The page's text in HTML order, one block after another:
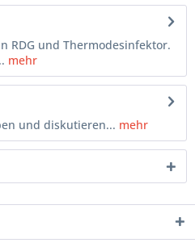
RDG und Thermodesinfektor.
mehr
und diskutieren... mehr